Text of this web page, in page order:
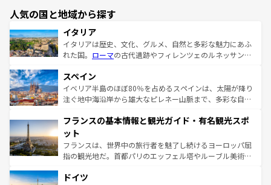
人気の国と地域から探す
イタリア
イタリアは歴史、文化、グルメ、自然と多彩な魅力にあふ
れた国。 ローマの古代遺跡やフィレンツェのルネッサンス
ろん、トスカーナの美しい田園風景やアマルフィ海岸の絶
景など、自然景観も見逃せない。観光の合間には、本場の
ピザやパスタなど、絶品のイタリア料理を堪能することも
ませてくれるイタリアで、忘れられない旅をしてみよう！
なお、新着のイタリア情報は
しい。
スペイン
イベリア半島のほぼ80％を占めるスペインは、太陽が降り
注ぐ地中海沿岸から雄大なピレネー山脈まで、多彩な自然
文化が根付くこの国では、情熱的なフラメンコ、熱気あふ
れる闘牛、そして美味しいタパスが生活の一部となってい
る。首都マドリードの洗練された雰囲気や、バルセロナの
アートに溢れた街角から、地方では古代ローマ遺跡や中世
せる。地方によって風土や気候が異なるスペインはその個
フランスの基本情報と観光ガイド・有名観光スポ
ット
フランスは、世界中の旅行者を魅了し続けるヨーロッパ屈
指の観光地だ。首都パリのエッフェル塔やルーブル美術館
で、幅広い魅力が詰まっている。華麗な宮殿、歴史的な大
ドイツ